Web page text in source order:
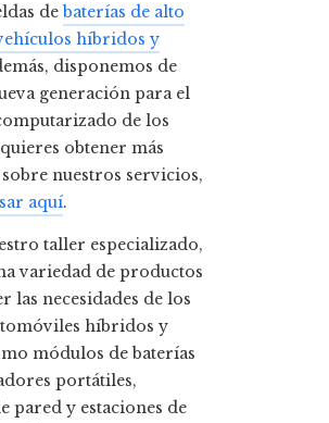
debaterías de alto
híbridos y
disponemos de
generación para el
de los
obtener más
nuestros servicios,
aquí.
taller especializado,
variedad de productos
las necesidades de los
híbridos y
módulos de baterías
portátiles,
pared y estaciones de